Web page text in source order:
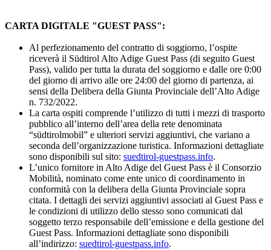
CARTA DIGITALE "GUEST PASS":
Al perfezionamento del contratto di soggiorno, l’ospite
riceverà il Südtirol Alto Adige Guest Pass (di seguito Guest
Pass), valido per tutta la durata del soggiorno e dalle ore 0:00
del giorno di arrivo alle ore 24:00 del giorno di partenza, ai
sensi della Delibera della Giunta Provinciale dell’Alto Adige
n. 732/2022.
La carta ospiti comprende l’utilizzo di tutti i mezzi di trasporto
pubblico all’interno dell’area della rete denominata
“südtirolmobil” e ulteriori servizi aggiuntivi, che variano a
seconda dell’organizzazione turistica. Informazioni dettagliate
sono disponibili sul sito: suedtirol-guestpass.info.
L’unico fornitore in Alto Adige del Guest Pass è il Consorzio
Mobilità, nominato come ente unico di coordinamento in
conformità con la delibera della Giunta Provinciale sopra
citata. I dettagli dei servizi aggiuntivi associati al Guest Pass e
le condizioni di utilizzo dello stesso sono comunicati dal
soggetto terzo responsabile dell’emissione e della gestione del
Guest Pass. Informazioni dettagliate sono disponibili
all’indirizzo: suedtirol-guestpass.info.